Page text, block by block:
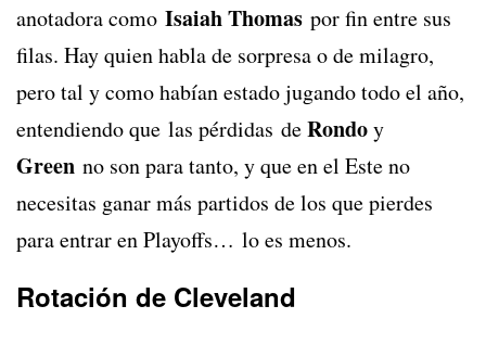
anotadora como Isaiah Thomas por fin entre sus
filas. Hay quien habla de sorpresa o de milagro,
pero tal y como habían estado jugando todo el año,
entendiendo que las pérdidas deRondoy
Green no son para tanto, y que en el Este no
necesitas ganar más partidos de los que pierdes
para entrar en Playoffs… lo es menos.
Rotación de Cleveland